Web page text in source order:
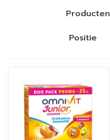
Producten
Sorteer op: